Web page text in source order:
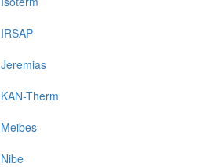
IRSAP
Jeremias
KAN-Therm
Meibes
Nibe